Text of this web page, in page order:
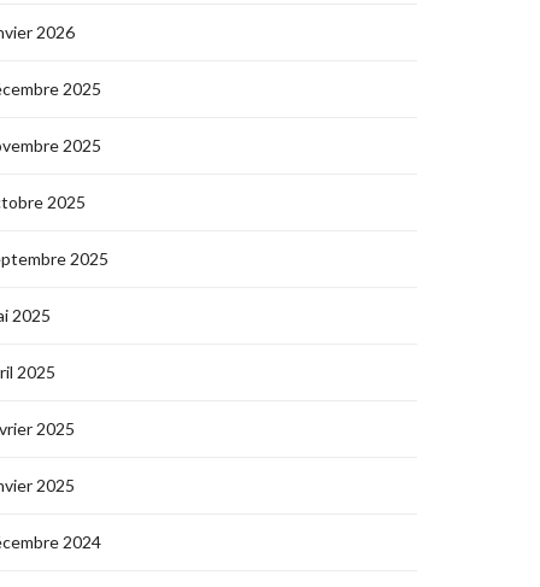
2026
2025
2025
2025
2025
2025
2025
2025
2025
2024